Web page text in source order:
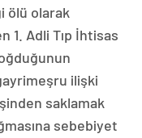
ölü olarak
1. Adli Tıp İhtisas
ilişki
saklamak
sebebiyet